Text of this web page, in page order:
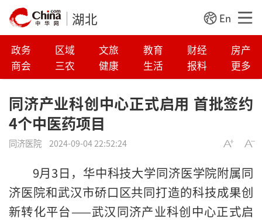
湖北 En
政务 区域 文旅 教育 财经
房产
商会
三农 健康 生活 报料 更多
同济产业科创中心正式启用 首批签约
4个中医药项目
同济医院 2024-09-04 22:52:24
9月3日，华中科技大学同济医学院附属同
济医院和武汉市硚口区共同打造的科技成果创
新转化平台——武汉同济产业科创中心正式启